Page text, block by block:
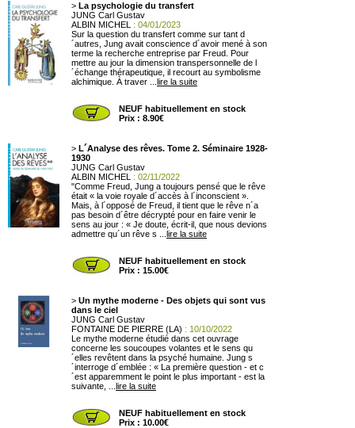
> La psychologie du transfert
JUNG Carl Gustav
ALBIN MICHEL
: 04/01/2023
Sur la question du transfert comme sur tant d
´autres, Jung avait conscience d´avoir mené à son
terme la recherche entreprise par Freud. Pour
mettre au jour la dimension transpersonnelle de l
´échange thérapeutique, il recourt au symbolisme
alchimique. À traver ... lire la suite
NEUF habituellement en stock
Prix : 8.90€
> L´Analyse des rêves. Tome 2. Séminaire 1928-
1930
JUNG Carl Gustav
ALBIN MICHEL
: 02/11/2022
"Comme Freud, Jung a toujours pensé que le rêve
était « la voie royale d´accès à l´inconscient ».
Mais, à l´opposé de Freud, il tient que le rêve n´a
pas besoin d´être décrypté pour en faire venir le
sens au jour : « Je doute, écrit-il, que nous devions
admettre qu´un rêve s ... lire la suite
NEUF habituellement en stock
Prix : 15.00€
> Un mythe moderne - Des objets qui sont vus
dans le ciel
JUNG Carl Gustav
FONTAINE DE PIERRE (LA) : 10/10/2022
Le mythe moderne étudié dans cet ouvrage
concerne les soucoupes volantes et le sens qu
´elles revêtent dans la psyché humaine. Jung s
´interroge d´emblée : « La première question - et c
´est apparemment le point le plus important - est la
suivante, ... lire la suite
NEUF habituellement en stock
Prix : 10.00€